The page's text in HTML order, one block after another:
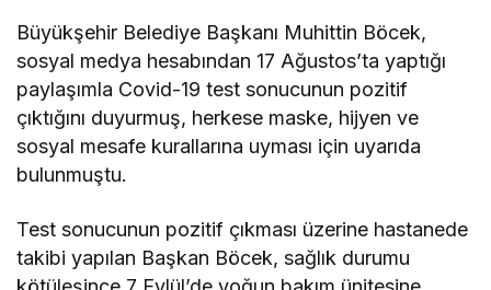
Büyükşehir Belediye Başkanı Muhittin Böcek,
sosyal medya hesabından 17 Ağustos’ta yaptığı
paylaşımla Covid-19 test sonucunun pozitif
çıktığını duyurmuş, herkese maske, hijyen ve
sosyal mesafe kurallarına uyması için uyarıda
bulunmuştu.
Test sonucunun pozitif çıkması üzerine hastanede
takibi yapılan Başkan Böcek, sağlık durumu